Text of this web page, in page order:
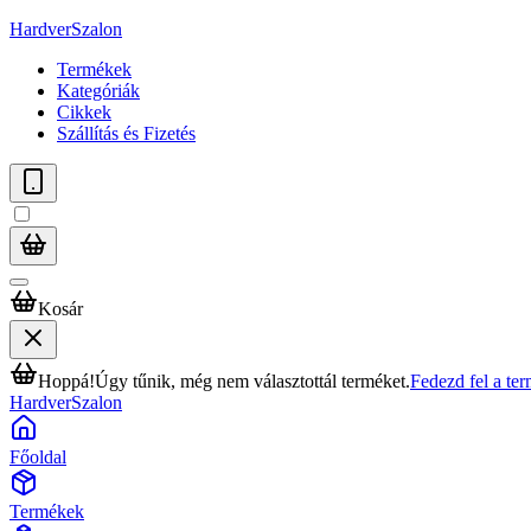
HardverSzalon
Termékek
Kategóriák
Cikkek
Szállítás és Fizetés
Kosár
Hoppá!Úgy tűnik, még nem választottál terméket.Fedezd fel a
HardverSzalon
Főoldal
Termékek